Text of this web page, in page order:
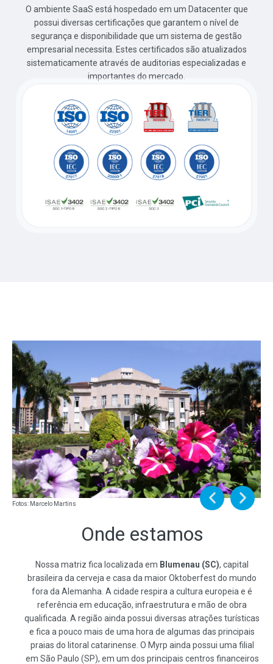
O ambiente SaaS está hospedado em um Datacenter que
possui diversas certificações que garantem o nível de
segurança e disponibilidade que um sistema de gestão
empresarial necessita. Estes certificados são atualizados
sistematicamente através de auditorias especializadas e
importantes do mercado.
Fotos: Marcelo Martins
Onde estamos
Nossa matriz fica localizada em Blumenau (SC), capital
brasileira da cerveja e casa da maior Oktoberfest do mundo
fora da Alemanha. A cidade respira a cultura europeia e é
referência em educação, infraestrutura e mão de obra
qualificada. A região ainda possui diversas atrações turísticas
e fica a pouco mais de uma hora de algumas das principais
praias do litoral catarinense. O Myrp ainda possui uma filial
em São Paulo (SP), em um dos principais centros financeiros